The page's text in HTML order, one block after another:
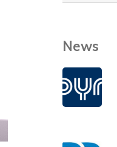
News